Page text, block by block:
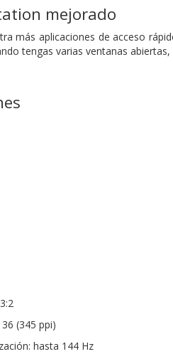
mejorado
más aplicaciones de acceso
tengas varias ventanas
(345 ppi)
hasta 144 Hz